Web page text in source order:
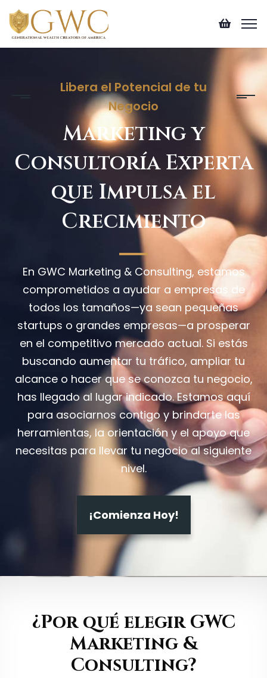
Libera el Potencial de tu
Negocio
Marketing y
Consultoría Experta
que Impulsa el
Crecimiento
En GWC Marketing & Consulting, estamos
comprometidos a ayudar a empresas de
todos los tamaños—ya sean pequeñas
startups o grandes empresas—a prosperar
en el competitivo mercado actual. Si estás
buscando aumentar tu tráfico, ampliar tu
alcance o hacer que se conozca tu negocio,
has llegado al lugar indicado. Estamos aquí
para asociarnos contigo y brindarte las
herramientas, la orientación y el apoyo que
necesitas para llevar tu negocio al siguiente
nivel.
¡Comienza Hoy!
¿Por qué elegir GWC
Marketing &
Consulting?